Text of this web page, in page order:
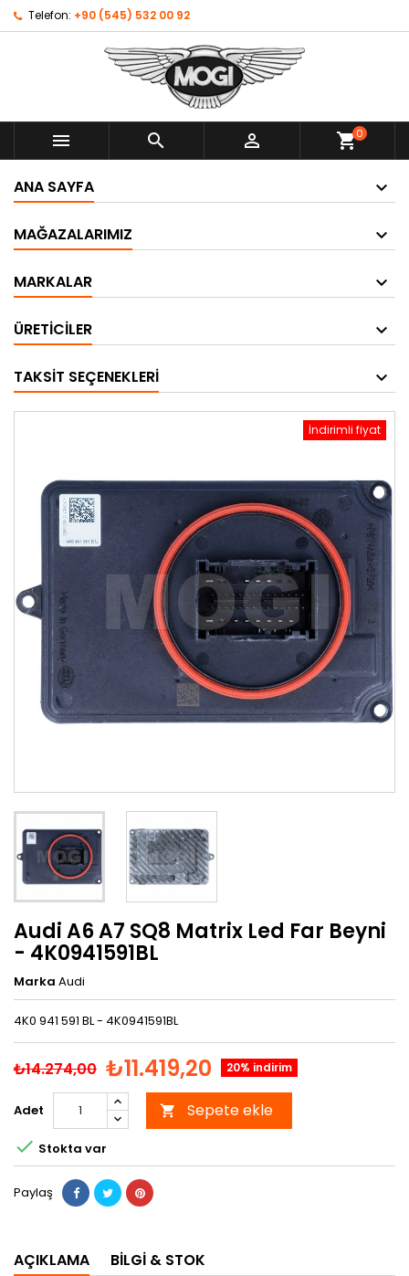
Telefon: +90 (545) 532 00 92
   shopping_cart0
ANA SAYFA
MAĞAZALARIMIZ
MARKALAR
ÜRETICILER
TAKSIT SEÇENEKLERI
İndirimli fiyat
Audi A6 A7 SQ8 Matrix Led Far Beyni
- 4K0941591BL
Marka Audi
4K0 941 591 BL - 4K0941591BL
₺14.274,00 ₺11.419,20 20% indirim
Adet  Sepete ekle
 Stokta var
Paylaş
AÇIKLAMA BILGI & STOK